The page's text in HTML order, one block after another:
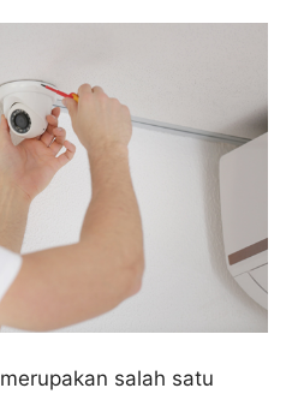
merupakan salah satu